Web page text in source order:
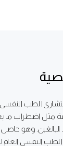
الطب
مثل اضطراب ما
البالغين. وهو
النفسي العام